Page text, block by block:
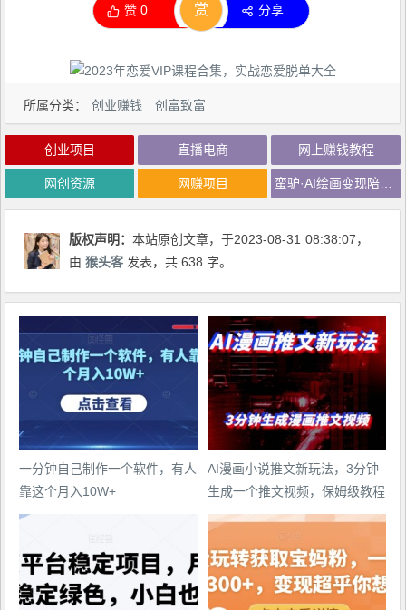
赞0 赏 分享
所属分类： 创业赚钱 创富致富
创业项目 直播电商 网上赚钱教程
网创资源 网赚项目
版权声明：本站原创文章，于2023-08-31 08:38:07，
由猴头客 发表，共 638 字。
一分钟自己制作一个软件，有人
靠这个月入10W+
AI漫画小说推文新玩法，3分钟
生成一个推文视频，保姆级教程
【配项目操作和软件教程】